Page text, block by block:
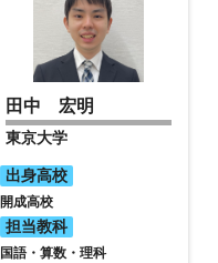
田中 宏明
東京大学
出身高校
開成高校
担当教科
国語・算数・理科